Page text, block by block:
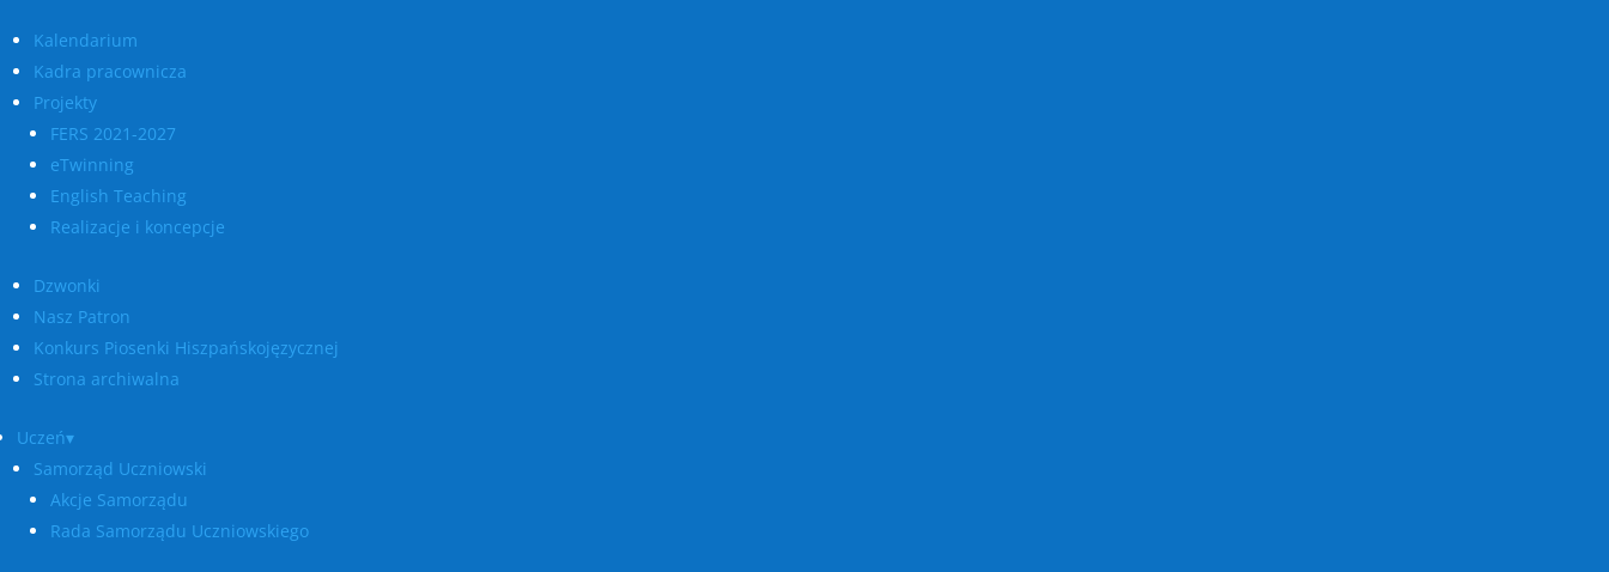
Kalendarium
Kadra pracownicza
Projekty
FERS 2021-2027
eTwinning
English Teaching
Realizacje i koncepcje
Dzwonki
Nasz Patron
Konkurs Piosenki Hiszpańskojęzycznej
Strona archiwalna
Uczeń▾
Samorząd Uczniowski
Akcje Samorządu
Rada Samorządu Uczniowskiego